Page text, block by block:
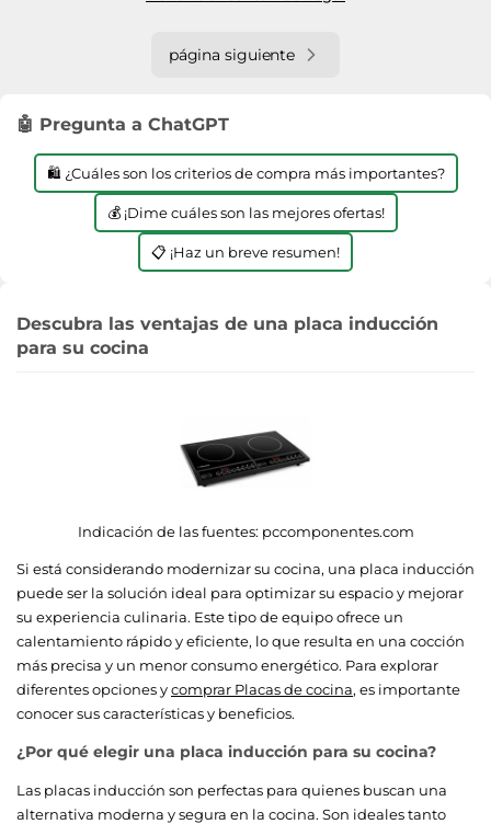
página siguiente
🤖 Pregunta a ChatGPT
🛍️ ¿Cuáles son los criterios de compra más importantes?
💰 ¡Dime cuáles son las mejores ofertas!
📋 ¡Haz un breve resumen!
Descubra las ventajas de una placa inducción
para su cocina
Indicación de las fuentes: pccomponentes.com
Si está considerando modernizar su cocina, una placa inducción
puede ser la solución ideal para optimizar su espacio y mejorar
su experiencia culinaria. Este tipo de equipo ofrece un
calentamiento rápido y eficiente, lo que resulta en una cocción
más precisa y un menor consumo energético. Para explorar
diferentes opciones ycomprar Placas de cocina, es importante
conocer sus características y beneficios.
¿Por qué elegir una placa inducción para su cocina?
Las placas inducción son perfectas para quienes buscan una
alternativa moderna y segura en la cocina. Son ideales tanto